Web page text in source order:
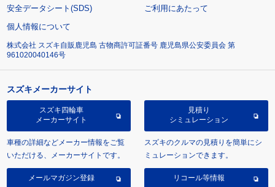
安全データシート(SDS)
ご利用にあたって
個人情報について
株式会社 スズキ自販鹿児島 古物商許可証番号 鹿児島県公安委員会 第
961020040146号
スズキメーカーサイト
スズキ四輪車
メーカーサイト
車種の詳細などメーカー情報をご覧
いただける、メーカーサイトです。
見積り
シミュレーション
スズキのクルマの見積りを簡単にシ
ミュレーションできます。
メールマガジン登録 リコール等情報